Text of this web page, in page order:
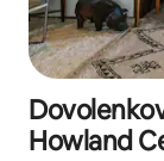
Howland